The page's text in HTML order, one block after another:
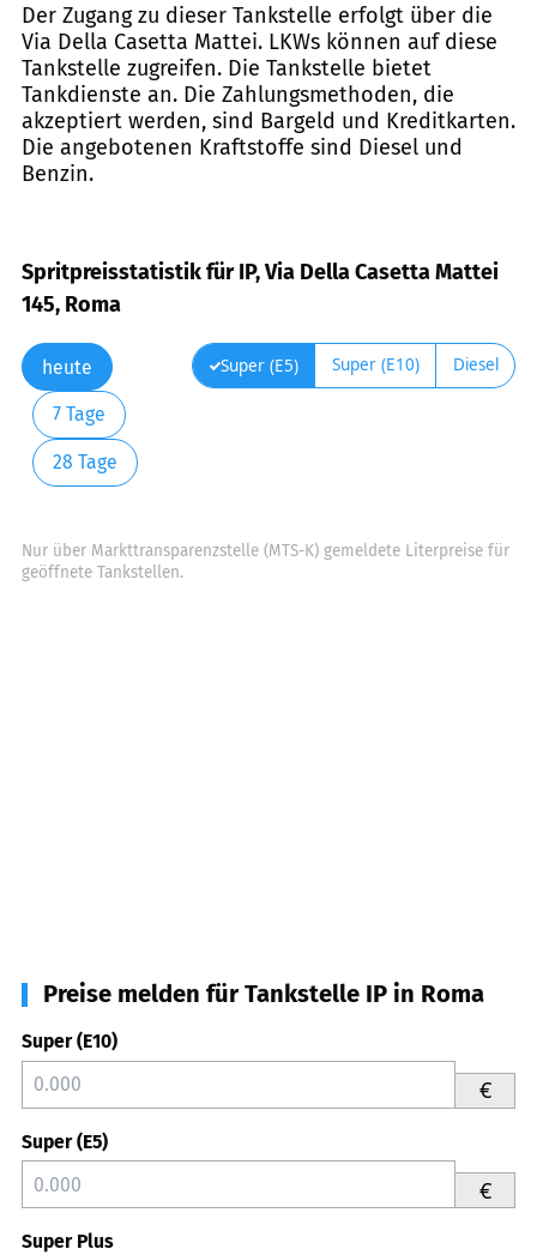
Der Zugang zu dieser Tankstelle erfolgt über die
Via Della Casetta Mattei. LKWs können auf diese
Tankstelle zugreifen. Die Tankstelle bietet
Tankdienste an. Die Zahlungsmethoden, die
akzeptiert werden, sind Bargeld und Kreditkarten.
Die angebotenen Kraftstoffe sind Diesel und
Benzin.
Spritpreisstatistik für IP, Via Della Casetta Mattei
145, Roma
heute
7 Tage
28 Tage
Super (E5) Super (E10) Diesel
Nur über Markttransparenzstelle (MTS-K) gemeldete Literpreise für
geöffnete Tankstellen.
Preise melden für Tankstelle IP in Roma
Super (E10)
€
Super (E5)
€
Super Plus